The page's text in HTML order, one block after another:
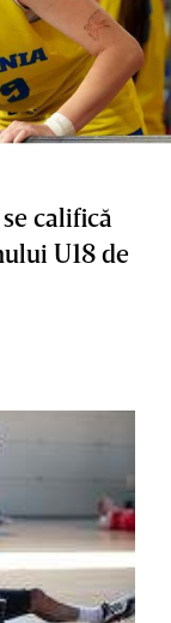
califică
U18 de